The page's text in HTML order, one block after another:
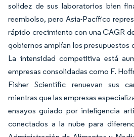
solidez de sus laboratorios bien
reembolso, pero Asia-Pacífico
rápido crecimiento con una CAGR
gobiernos amplían los presupuestos
La intensidad competitiva está
empresas consolidadas como F.
Fisher Scientific renuevan sus
mientras que las empresas
ensayos guiado por inteligencia
conectados a la nube para